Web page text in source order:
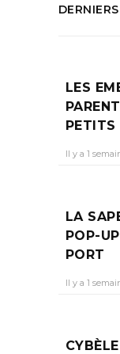
LES
PETITS
Il y a 1
LA
POP-
PORT
Il y a 1